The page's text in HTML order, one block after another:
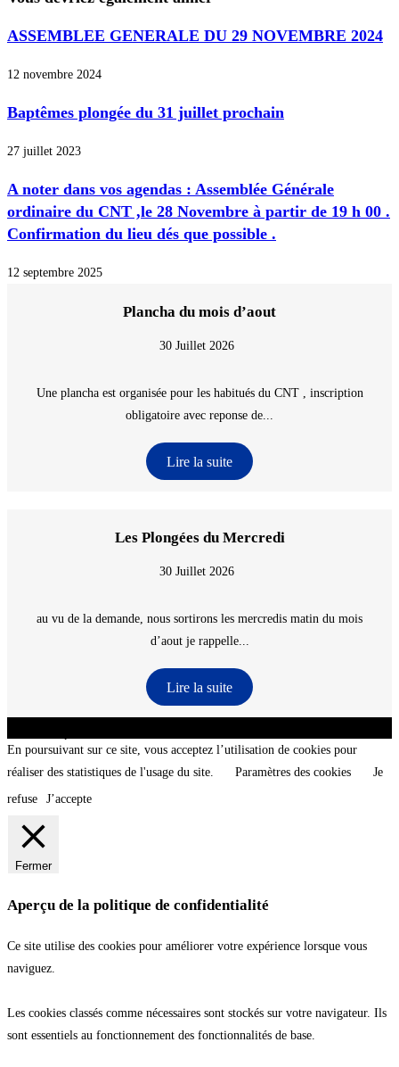
ASSEMBLEE GENERALE DU 29 NOVEMBRE 2024
12 novembre 2024
Baptêmes plongée du 31 juillet prochain
27 juillet 2023
A noter dans vos agendas : Assemblée Générale
ordinaire du CNT ,le 28 Novembre à partir de 19 h 00 .
Confirmation du lieu dés que possible .
12 septembre 2025
Plancha du mois d’aout
30 Juillet 2026
Une plancha est organisée pour les habitués du CNT , inscription
obligatoire avec reponse de...
Lire la suite
Les Plongées du Mercredi
30 Juillet 2026
au vu de la demande, nous sortirons les mercredis matin du mois
d’aout je rappelle...
Lire la suite
En poursuivant sur ce site, vous acceptez l’utilisation de cookies pour
réaliser des statistiques de l'usage du site.
Paramètres des cookies
Je
refuse
J’accepte
Fermer
Aperçu de la politique de confidentialité
Ce site utilise des cookies pour améliorer votre expérience lorsque vous
naviguez.
Les cookies classés comme nécessaires sont stockés sur votre navigateur. Ils
sont essentiels au fonctionnement des fonctionnalités de base.